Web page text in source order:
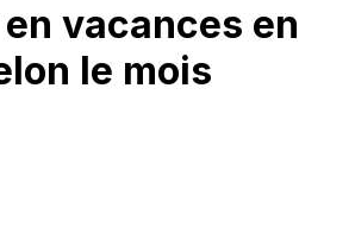
vacances en
le mois